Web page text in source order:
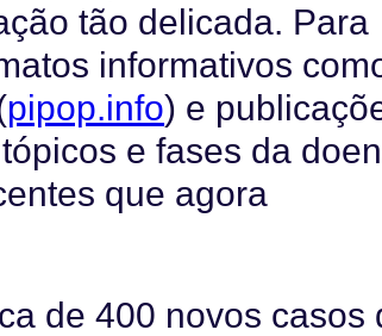
tão delicada. Para
informativos
pipop.info) e
e fases da
que agora
de 400 novos casos